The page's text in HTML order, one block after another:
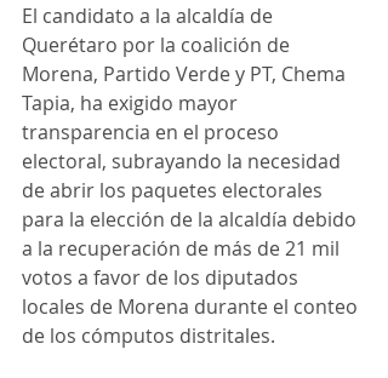
El candidato a la alcaldía de
Querétaro por la coalición de
Morena, Partido Verde y PT, Chema
Tapia, ha exigido mayor
transparencia en el proceso
electoral, subrayando la necesidad
de abrir los paquetes electorales
para la elección de la alcaldía debido
a la recuperación de más de 21 mil
votos a favor de los diputados
locales de Morena durante el conteo
de los cómputos distritales.